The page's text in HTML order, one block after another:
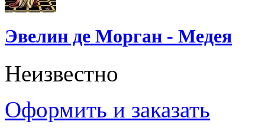
Эвелин де Морган - Медея
Неизвестно
Оформить и заказать